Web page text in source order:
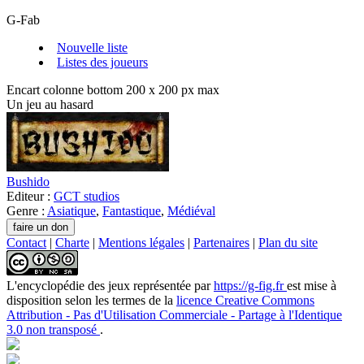
G-Fab
Nouvelle liste
Listes des joueurs
Encart colonne bottom 200 x 200 px max
Un jeu au hasard
Bushido
Editeur : GCT studios
Genre : Asiatique, Fantastique, Médiéval
Contact | Charte | Mentions légales | Partenaires | Plan du site
L'encyclopédie des jeux représentée parhttps://g-fig.frest mise à
disposition selon les termes de la licence Creative Commons
Attribution - Pas d'Utilisation Commerciale - Partage à l'Identique
3.0 non transposé .